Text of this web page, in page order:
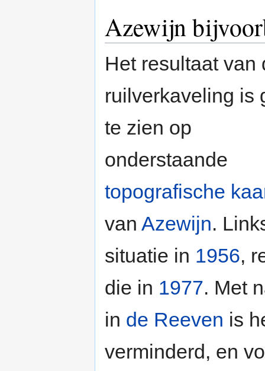
Azewijn
Het resultaat van
ruilverkaveling is
te zien op
onderstaande
topografische
van Azewijn.
situatie in 1956,
die in 1977. Met
in de Reeven is
verminderd, en